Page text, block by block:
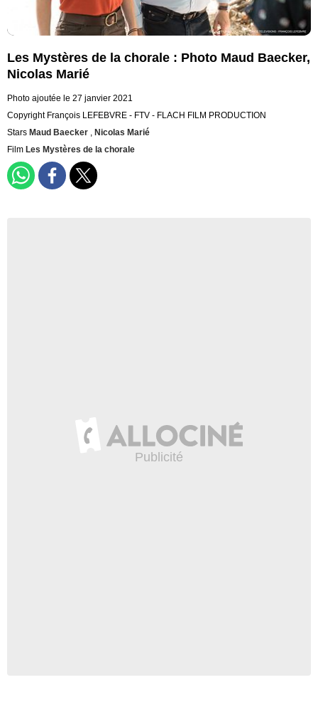
Les Mystères de la chorale : Photo Maud Baecker,
Nicolas Marié
Photo ajoutée le 27 janvier 2021
Copyright François LEFEBVRE - FTV - FLACH FILM PRODUCTION
Stars Maud Baecker , Nicolas Marié
Film Les Mystères de la chorale